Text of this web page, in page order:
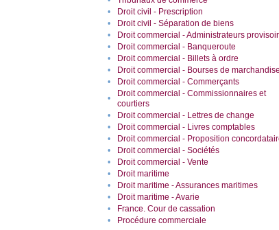
•
Droit civil - Prescription
•
Droit civil - Séparation de biens
•
Droit commercial - Administrateurs
•
Droit commercial - Banqueroute
•
Droit commercial - Billets à ordre
•
Droit commercial - Bourses de
•
Droit commercial - Commerçants
•
Droit commercial - Commissionnaires et
courtiers
• Droit commercial - Lettres de change
•
Droit commercial - Livres comptables
•
Droit commercial - Proposition
•
Droit commercial - Sociétés
•
Droit commercial - Vente
•
Droit maritime
•
Droit maritime - Assurances maritimes
•
Droit maritime - Avarie
•
France. Cour de cassation
•
Procédure commerciale